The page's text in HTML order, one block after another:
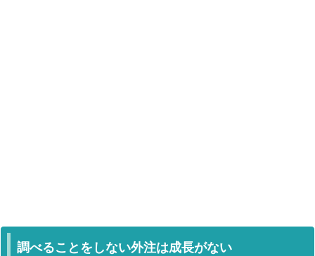
調べることをしない外注は成長がない